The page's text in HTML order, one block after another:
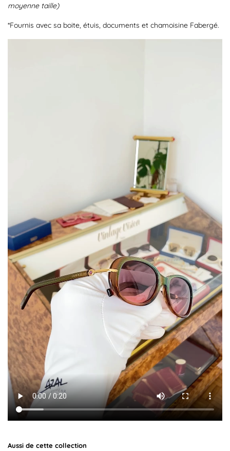
moyenne taille)
*Fournis avec sa boite, étuis, documents et chamoisine Fabergé.
Aussi de cette collection